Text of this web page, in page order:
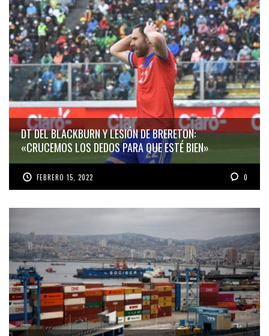
DT DEL BLACKBURN Y LESIÓN DE BRERETON:
«CRUCEMOS LOS DEDOS PARA QUE ESTÉ BIEN»
FEBRERO 15, 2022 0